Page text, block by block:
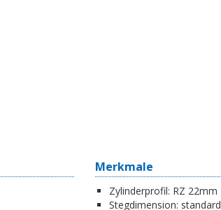
Merkmale
Zylinderprofil: RZ 22mm
Stegdimension: standard